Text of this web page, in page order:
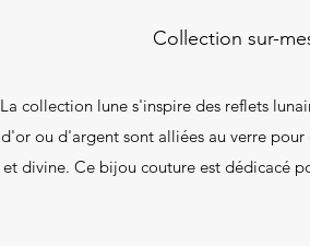
Collection sur-
La collection lune s'inspire des reflets
d'or ou d'argent sont alliées au verre pour
et divine. Ce bijou couture est dédicacé